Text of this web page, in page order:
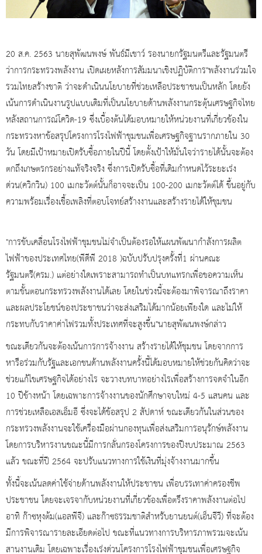
20 ส.ค. 2563 นายสุพัฒนพงษ์ พันธ์มีเชาว์ รองนายกรัฐมนตรีและรัฐมนตรี
ว่าการกระทรวงพลังงาน เปิดเผยหลังการสัมมนาเชิงปฏิบัติการ"พลังงานร่วมใจ
รวมไทยสร้างชาติ ว่าจะดำเนินนโยบายที่ช่วยเหลือประชาชนเป็นหลัก โดยยัง
เน้นการดำเนินงานรูปแบบเดิมที่เป็นนโยบายด้านพลังงานกระตุ้นเศรษฐกิจไทย
หลังสถานการณ์โควิด-19 ซึ่งเบื้องต้นได้มอบหมายให้หน่วยงานที่เกี่ยวข้องใน
กระทรวงหาข้อสรุปโครงการโรงไฟฟ้าชุมชนเพื่อเศรษฐกิจฐานรากภายใน 30
วัน โดยมีเป้าหมายเปิดรับซื้อภายในปีนี้ โดยตั้งเป้าให้มั่นใจว่ารายได้นั้นจะต้อง
ตกถึงเกษตรกรอย่างแท้จริงจริง ซึ่งการเปิดรับซื้อที่เดิมกำหนดไว้ระยะเร่ง
ด่วน(ควิกวิน) 100 เมกะวัตต์นั้นก็อาจจะเป็น 100-200 เมกะวัตต์ได้ ขึ้นอยู่กับ
ความพร้อมเรื่องเชื้อเพลิงที่ตอบโจทย์สร้างงานและสร้างรายได้ให้ชุมชน
"การขับเคลื่อนโรงไฟฟ้าชุมชนไม่จำเป็นต้องรอให้แผนพัฒนากำลังการผลิต
ไฟฟ้าของประเทศไทย(พีดีพี 2018 )ฉบับปรับปรุงครั้งที่1 ผ่านคณะ
รัฐมนตรี(ครม.) แต่อย่างใดเพราะสามารถทำเป็นบทแทรกเพื่อขอความเห็น
ตามขั้นตอนกระทรวงพลังงานได้เลย โดยในช่วงนี้จะต้องมาพิจารณาถึงราคา
และผลประโยชน์ของประชาชนว่าจะส่งเสริมได้มากน้อยเพียงใด และไม่ให้
กระทบกับราคาค่าไฟรวมทั้งประเทศที่จะสูงขึ้น"นายสุพัฒนพงษ์กล่าว
ขณะเดียวกันจะต้องเน้นการการจ้างงาน สร้างรายได้ให้ชุมชน โดยจากการ
หารือร่วมกับรัฐและเอกชนด้านพลังงานครั้งนี้ได้มอบหมายให้ช่วยกันคิดว่าจะ
ช่วยแก้ไขเศรษฐกิจได้อย่างไร จะวางบทบาทอย่างไรเพื่อสร้างการจดจำในอีก
10 ปีข้างหน้า โดยเฉพาะการจ้างงานของนักศึกษาจบใหม่ 4-5 แสนคน และ
การช่วยเหลือเอสเอ็มอี ซึ่งจะได้ข้อสรุป 2 สัปดาห์ ขณะเดียวกันในส่วนของ
กระทรวงพลังงานจะใช้เครื่องมือผ่านกองทุนเพื่อส่งเสริมการอนุรักษ์พลังงาน
โดยการบริหารงานขณะนี้มีการกลั่นกรองโครงการของปีงบประมาณ 2563
แล้ว ขณะที่ปี 2564 จะปรับแนวทางการใช้เงินที่มุ่งจ้างงานมากขึ้น
ทั้งนี้จะเน้นลดค่าใช้จ่ายด้านพลังงานให้ประชาชน เพื่อบรรเทาค่าครองชีพ
ประชาชน โดยจะเจรจากับหน่วยงานที่เกี่ยวข้องเพื่อตรึงราคาพลังงานต่อไป
อาทิ ก๊าซหุงต้ม(แอลพีจี) และก๊าซธรรมชาติสำหรับยานยนต์(เอ็นจีวี) ที่จะต้อง
มีการพิจารณารายละเอียดต่อไป ขณะที่แนวทางการบริหารภาพรวมจะเน้น
สานงานเดิม โดยเฉพาะเรื่องเร่งด่วนโครงการโรงไฟฟ้าชุมชนเพื่อเศรษฐกิจ